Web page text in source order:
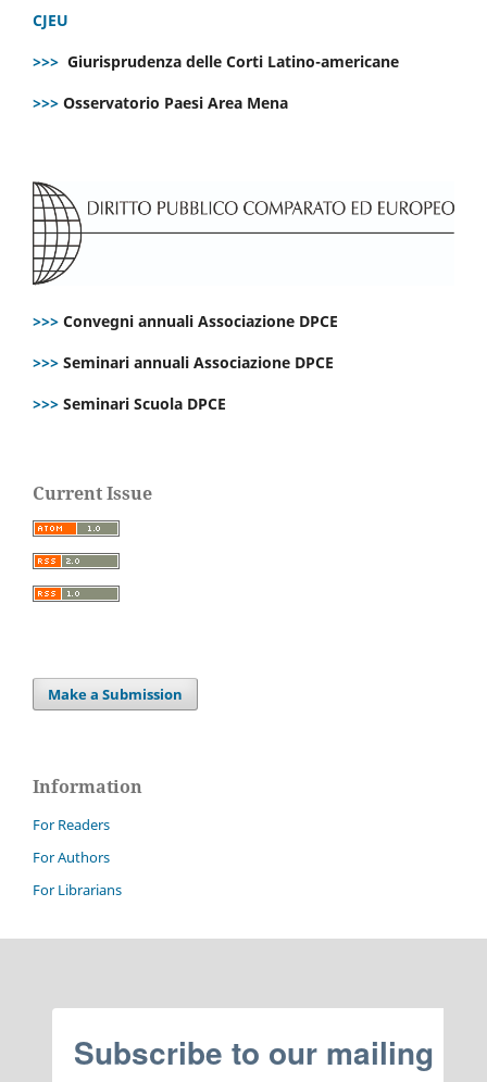
CJEU
>>> Giurisprudenza delle Corti Latino-americane
>>> Osservatorio Paesi Area Mena
>>> Convegni annuali Associazione DPCE
>>> Seminari annuali Associazione DPCE
>>> Seminari Scuola DPCE
Current Issue
Make a Submission
Information
For Readers
For Authors
For Librarians